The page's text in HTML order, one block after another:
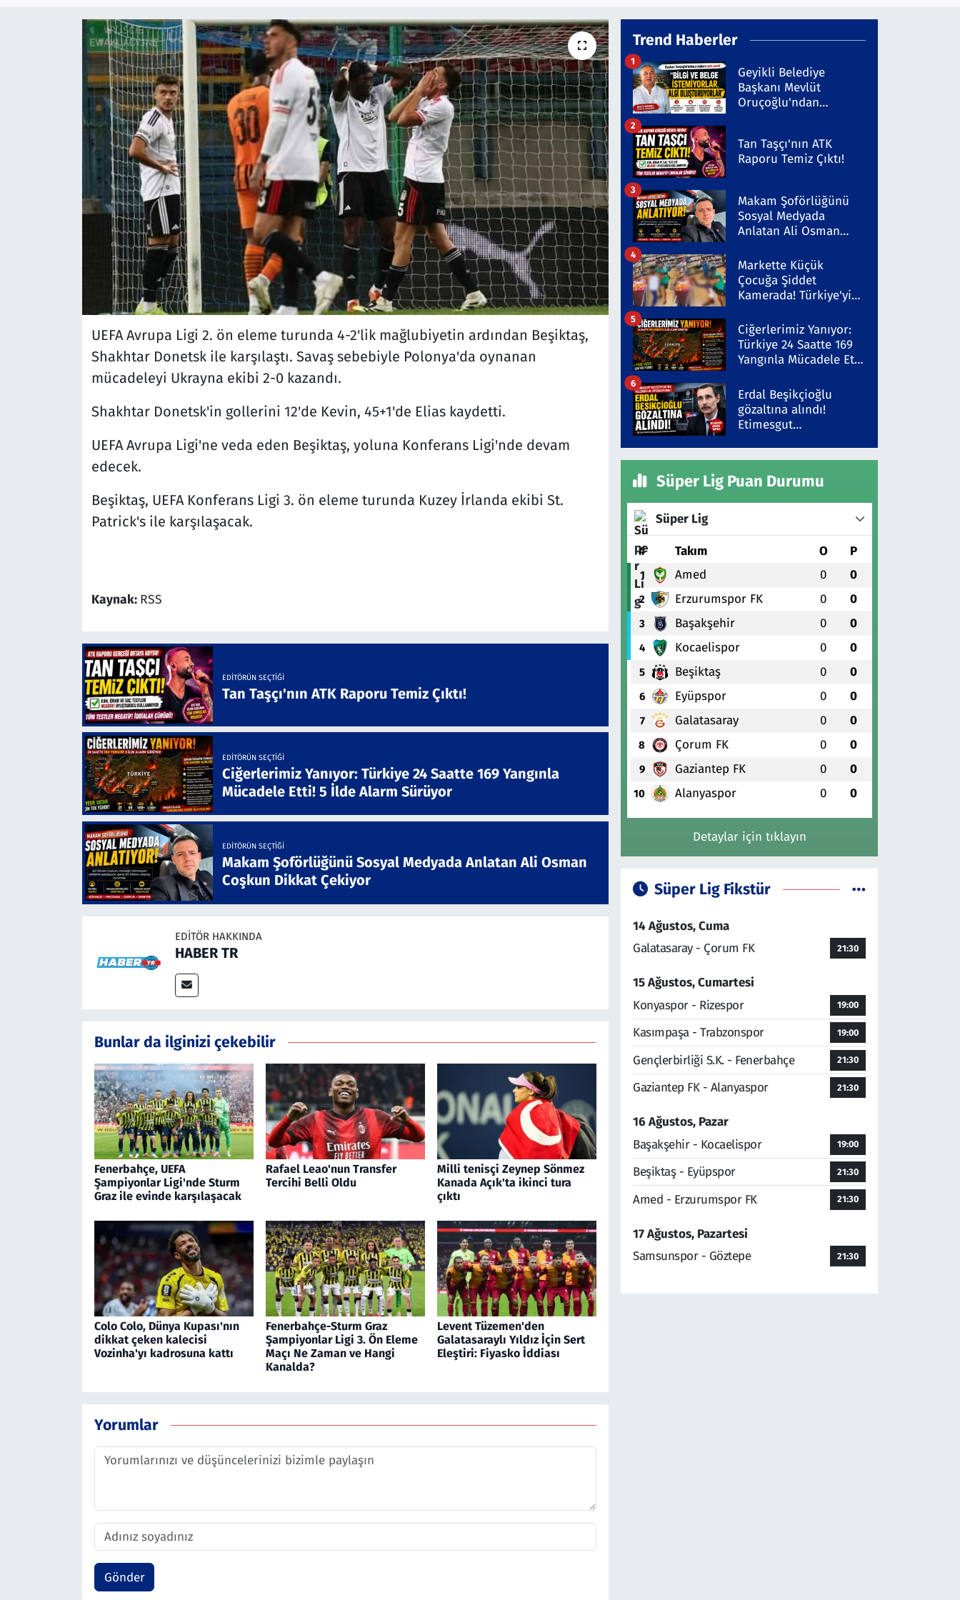
UEFA Avrupa Ligi 2. ön eleme turunda 4-2'lik mağlubiyetin ardından Beşiktaş,
Shakhtar Donetsk ile karşılaştı. Savaş sebebiyle Polonya'da oynanan
mücadeleyi Ukrayna ekibi 2-0 kazandı.
Shakhtar Donetsk'in gollerini 12'de Kevin, 45+1'de Elias kaydetti.
UEFA Avrupa Ligi'ne veda eden Beşiktaş, yoluna Konferans Ligi'nde devam
edecek.
Beşiktaş, UEFA Konferans Ligi 3. ön eleme turunda Kuzey İrlanda ekibi St.
Patrick's ile karşılaşacak.
Kaynak: RSS
EDITÖRÜN SEÇTIĞI
Tan Taşçı'nın ATK Raporu Temiz Çıktı!
EDITÖRÜN SEÇTIĞI
Ciğerlerimiz Yanıyor: Türkiye 24 Saatte 169 Yangınla
Mücadele Etti! 5 İlde Alarm Sürüyor
EDITÖRÜN SEÇTIĞI
Makam Şoförlüğünü Sosyal Medyada Anlatan Ali Osman
Coşkun Dikkat Çekiyor
EDITÖR HAKKINDA
HABER TR
Bunlar da ilginizi çekebilir
Fenerbahçe, UEFA
Şampiyonlar Ligi'nde Sturm
Graz ile evinde karşılaşacak
Rafael Leao'nun Transfer
Tercihi Belli Oldu
Milli tenisçi Zeynep Sönmez
Kanada Açık'ta ikinci tura
çıktı
Colo Colo, Dünya Kupası'nın
dikkat çeken kalecisi
Vozinha'yı kadrosuna kattı
Fenerbahçe-Sturm Graz
Şampiyonlar Ligi 3. Ön Eleme
Maçı Ne Zaman ve Hangi
Kanalda?
Levent Tüzemen'den
Galatasaraylı Yıldız İçin Sert
Eleştiri: Fiyasko İddiası
Yorumlar
Gönder
Trend Haberler
Geyikli Belediye
Başkanı Mevlüt
Oruçoğlu'ndan
1
Tan Taşçı'nın ATK
Raporu Temiz Çıktı!
2
Makam Şoförlüğünü
Sosyal Medyada
Anlatan Ali Osman
3
Markette Küçük
Çocuğa Şiddet
Kamerada! Türkiye'yi
Şüpheli Gözaltında
4
Ciğerlerimiz Yanıyor:
Türkiye 24 Saatte 169
Yangınla Mücadele Etti!
5
Erdal Beşikçioğlu
gözaltına alındı!
Etimesgut
6
Süper Lig Puan Durumu
Süper Lig
# Takım O P
1 Amed 0 0
2 Erzurumspor FK 0 0
3 Başakşehir 0 0
4 Kocaelispor 0 0
5 Beşiktaş 0 0
6 Eyüpspor 0 0
7 Galatasaray 0 0
8 Çorum FK 0 0
9 Gaziantep FK 0 0
10 Alanyaspor 0 0
Detaylar için tıklayın
Süper Lig Fikstür
14 Ağustos, Cuma
Galatasaray - Çorum FK
21:30
15 Ağustos, Cumartesi
Konyaspor - Rizespor
19:00
Kasımpaşa - Trabzonspor 19:00
Gençlerbirliği S.K. - Fenerbahçe 21:30
Gaziantep FK - Alanyaspor 21:30
16 Ağustos, Pazar
Başakşehir - Kocaelispor
19:00
Beşiktaş - Eyüpspor 21:30
Amed - Erzurumspor FK 21:30
17 Ağustos, Pazartesi
Samsunspor - Göztepe
21:30
Çevre & Doğa